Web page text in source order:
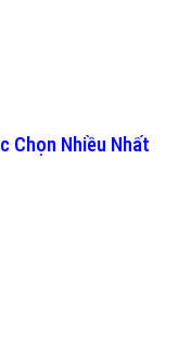
Chọn Nhiều Nhất